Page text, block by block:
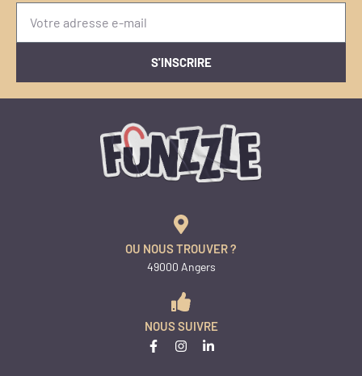
S'INSCRIRE
OU NOUS TROUVER ?
49000 Angers
NOUS SUIVRE